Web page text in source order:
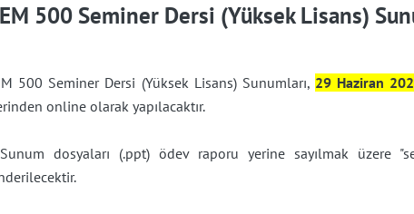
500 Seminer Dersi (Yüksek Lisans)
500 Seminer Dersi (Yüksek Lisans) Sunumları, 29 Haziran
online olarak yapılacaktır.
dosyaları (.ppt) ödev raporu yerine sayılmak üzere